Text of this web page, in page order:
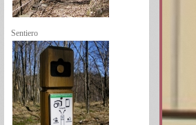
Sentiero